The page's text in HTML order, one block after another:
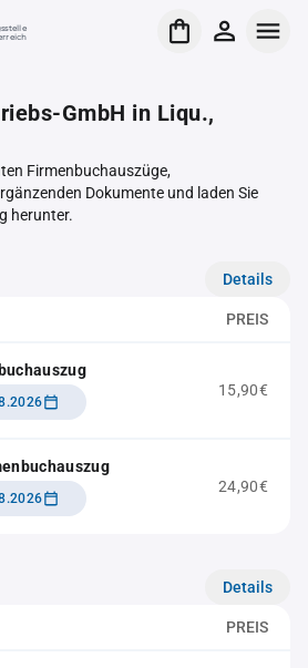
GmbH in Liqu.,
Firmenbuchauszüge,
Dokumente und laden Sie
herunter.
Details
PREIS
15,90€
24,90€
Details
PREIS